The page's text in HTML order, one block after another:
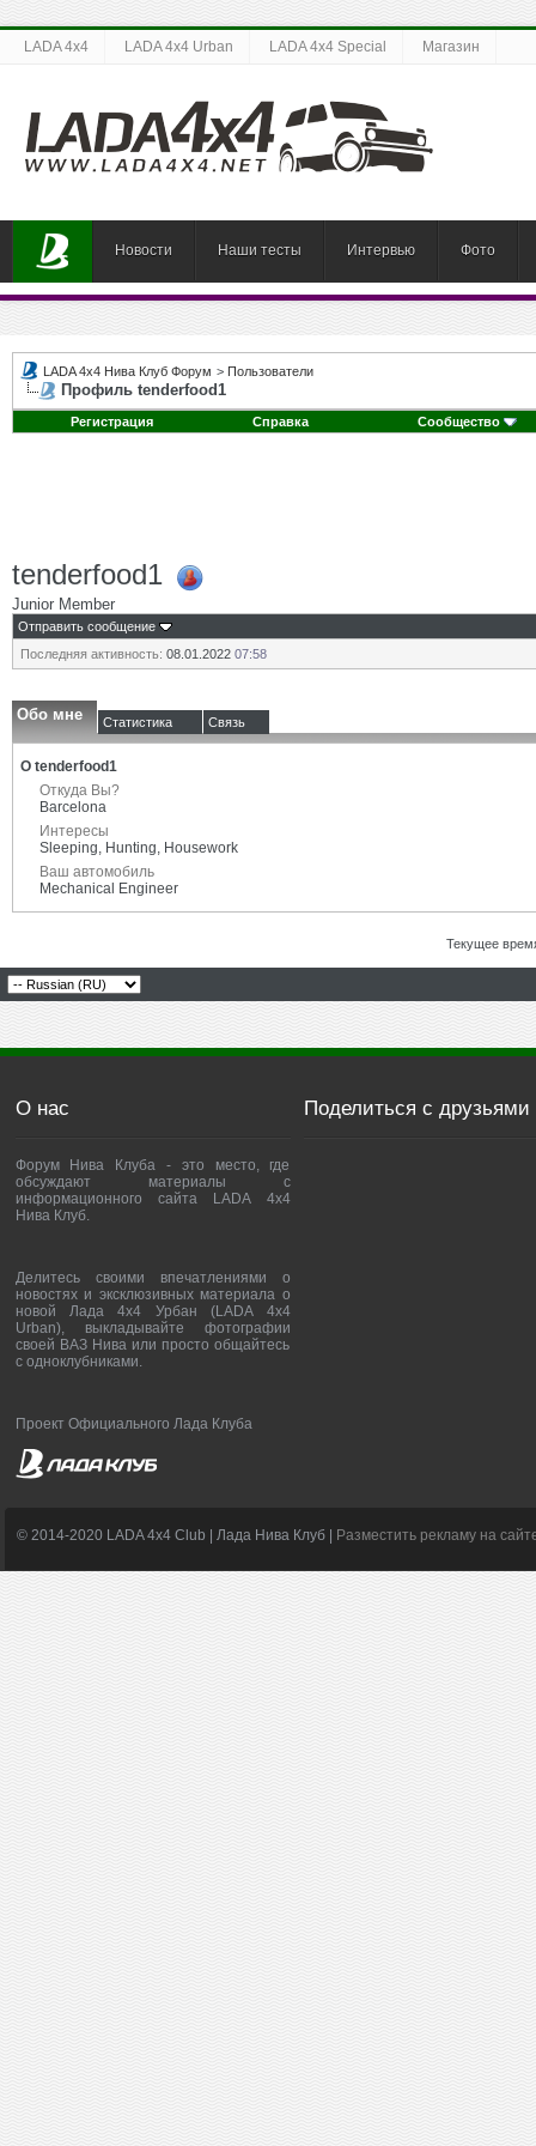
LADA 4x4 LADA 4x4 Urban LADA 4x4 Special Магазин
Новости Наши тесты Интервью Фото
LADA 4x4 Нива Клуб Форум > Пользователи
Профиль tenderfood1
Регистрация Справка Сообщество
tenderfood1
Junior Member
Отправить сообщение
Последняя активность: 08.01.2022 07:58
Обо мне Статистика Связь
О tenderfood1
Откуда Вы?
Barcelona
Интересы
Sleeping, Hunting, Housework
Ваш автомобиль
Mechanical Engineer
Текущее
О нас
Форум Нива Клуба - это место, где
обсуждают материалы с
информационного сайта LADA 4x4
Нива Клуб.
Делитесь своими впечатлениями о
новостях и эксклюзивных материала о
новой Лада 4х4 Урбан (LADA 4x4
Urban), выкладывайте фотографии
своей ВАЗ Нива или просто общайтесь
с одноклубниками.
Проект Официального Лада Клуба
Поделиться с друзьями
© 2014-2020 LADA 4x4 Club | Лада Нива Клуб | Разместить рекламу на